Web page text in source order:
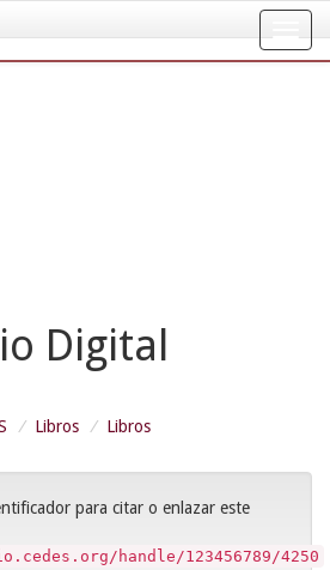
Digital
Libros Libros
para citar o enlazar este
handle/123456789/4250